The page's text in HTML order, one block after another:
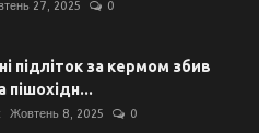
27, 2025 0
підліток за кермом збив
пішохідн...
Жовтень 8, 2025 0